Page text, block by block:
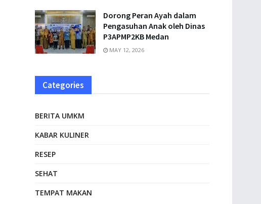
Dorong Peran Ayah dalam
Pengasuhan Anak oleh Dinas
P3APMP2KB Medan
MAY 12, 2026
Categories
BERITA UMKM
KABAR KULINER
RESEP
SEHAT
TEMPAT MAKAN